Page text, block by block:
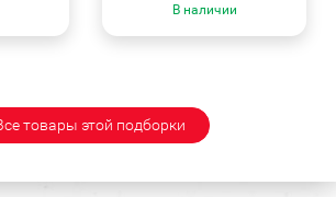
В наличии
товары этой подборки